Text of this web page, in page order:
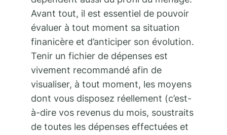
Avant tout, il est essentiel de pouvoir
évaluer à tout moment sa situation
finanicère et d’anticiper son évolution.
Tenir un fichier de dépenses est
vivement recommandé afin de
visualiser, à tout moment, les moyens
dont vous disposez réellement (c’est-
à-dire vos revenus du mois, soustraits
de toutes les dépenses effectuées et